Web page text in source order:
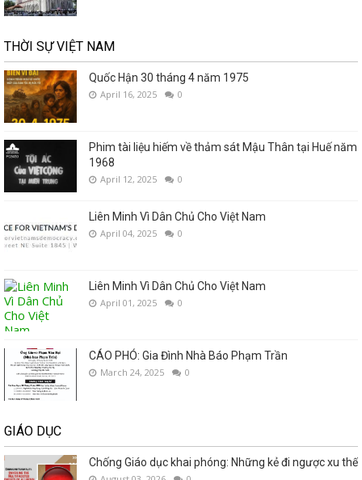
THỜI SỰ VIỆT NAM
Quốc Hận 30 tháng 4 năm 1975
April 16, 2025 0
Phim tài liệu hiếm về thảm sát Mậu Thân tại Huế năm
1968
April 12, 2025 0
Liên Minh Vì Dân Chủ Cho Việt Nam
April 04, 2025 0
Liên Minh Vì Dân Chủ Cho Việt Nam
April 01, 2025 0
CÁO PHÓ: Gia Đình Nhà Báo Phạm Trần
March 24, 2025 0
GIÁO DỤC
Chống Giáo dục khai phóng: Những kẻ đi ngược xu thế